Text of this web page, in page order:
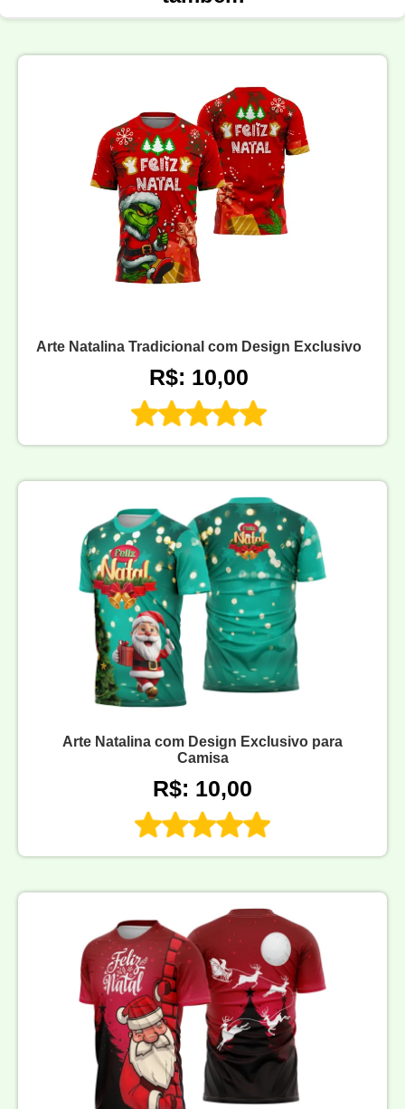
Arte Natalina Tradicional com Design Exclusivo
R$: 10,00
Arte Natalina com Design Exclusivo para
Camisa
R$: 10,00